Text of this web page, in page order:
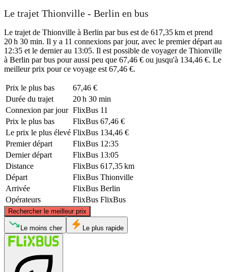
Le trajet Thionville - Berlin en bus
Le trajet de Thionville à Berlin par bus est de 617,35 km et prend
20 h 30 min. Il y a 11 connexions par jour, avec le premier départ au
12:35 et le dernier au 13:05. Il est possible de voyager de Thionville
à Berlin par bus pour aussi peu que 67,46 € ou jusqu'à 134,46 €. Le
meilleur prix pour ce voyage est 67,46 €.
Prix ​​le plus bas
67,46 €
Durée du trajet
20 h 30 min
Connexion par jour FlixBus 11
Prix ​​le plus bas
FlixBus 67,46 €
Le prix le plus élevé FlixBus 134,46 €
Premier départ
FlixBus 12:35
Dernier départ
FlixBus 13:05
Distance
FlixBus 617,35 km
Départ
FlixBus Thionville
Arrivée
FlixBus Berlin
Opérateurs
FlixBus FlixBus
Rechercher le meilleur prix
©CARTO
Le moins cher Le plus rapide